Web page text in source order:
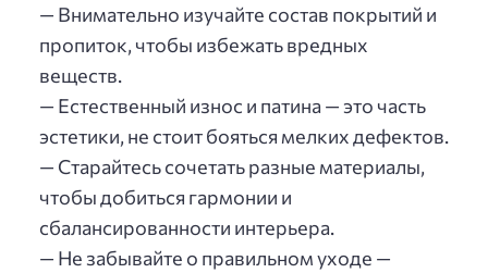
— Внимательно изучайте состав покрытий и
пропиток, чтобы избежать вредных
веществ.
— Естественный износ и патина — это часть
эстетики, не стоит бояться мелких дефектов.
— Старайтесь сочетать разные материалы,
чтобы добиться гармонии и
сбалансированности интерьера.
— Не забывайте о правильном уходе —